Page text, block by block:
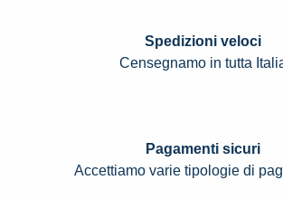
Spedizioni veloci
Censegnamo in tutta
Pagamenti sicuri
Accettiamo varie tipologie di